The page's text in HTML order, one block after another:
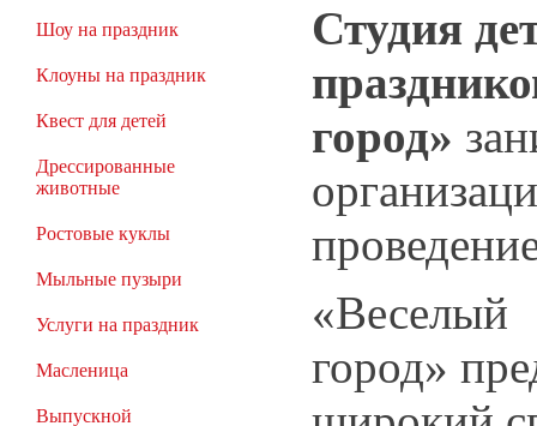
Студия
город»
«Веселый
город»
Шоу на праздник
Клоуны на праздник
Квест для детей
Дрессированные
животные
Ростовые куклы
Мыльные пузыри
Услуги на праздник
Масленица
Выпускной